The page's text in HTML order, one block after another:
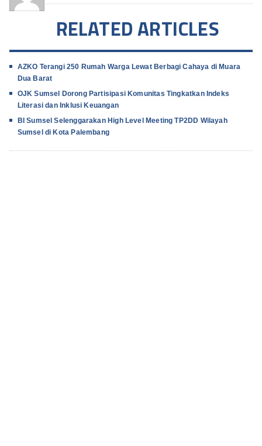
RELATED ARTICLES
AZKO Terangi 250 Rumah Warga Lewat Berbagi Cahaya di Muara
Dua Barat
OJK Sumsel Dorong Partisipasi Komunitas Tingkatkan Indeks
Literasi dan Inklusi Keuangan
BI Sumsel Selenggarakan High Level Meeting TP2DD Wilayah
Sumsel di Kota Palembang